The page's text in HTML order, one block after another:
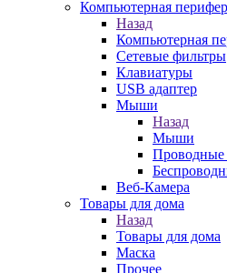
Компьютерная
Назад
Компьютерная
Сетевые фильтры
Клавиатуры
USB адаптер
Мыши
Назад
Мыши
Проводные
Веб-Камера
Товары для дома
Назад
Товары для дома
Маска
Прочее